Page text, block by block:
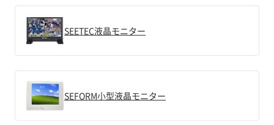
SEETEC液晶モニター
SEFORM小型液晶モニター